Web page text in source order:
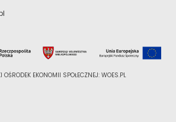
OŚRODEK EKONOMII SPOŁECZNEJ: WOES.PL